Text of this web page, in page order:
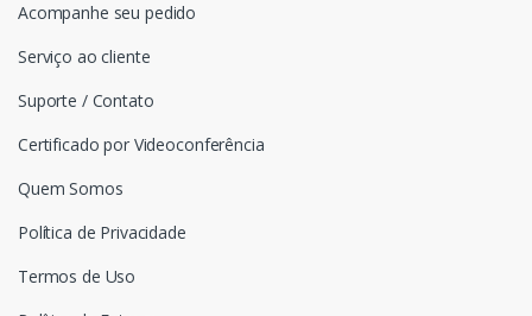
Acompanhe seu pedido
Serviço ao cliente
Suporte / Contato
Certificado por Videoconferência
Quem Somos
Política de Privacidade
Termos de Uso